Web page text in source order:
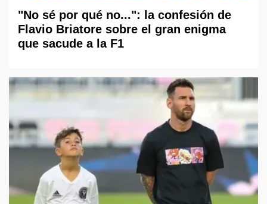
"No sé por qué no...": la confesión de
Flavio Briatore sobre el gran enigma
que sacude a la F1